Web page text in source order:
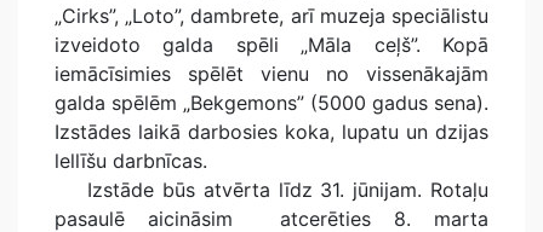
„Cirks”, „Loto”, dambrete, arī muzeja speciālistu
izveidoto galda spēli „Māla ceļš”. Kopā
iemācīsimies spēlēt vienu no vissenākajām
galda spēlēm „Bekgemons” (5000 gadus sena).
Izstādes laikā darbosies koka, lupatu un dzijas
lellīšu darbnīcas.
Izstāde būs atvērta līdz 31. jūnijam. Rotaļu
pasaulē aicināsim atcerēties 8. marta